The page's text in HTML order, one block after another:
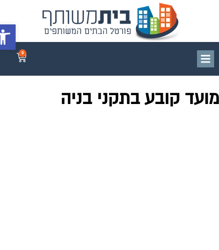
פתח
קובע בתקני בניה